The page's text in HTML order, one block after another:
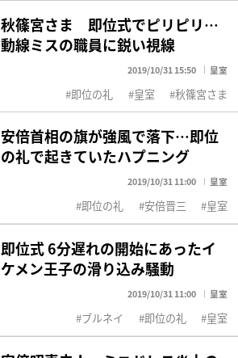
秋篠宮さま 即位式でピリピリ…
動線ミスの職員に鋭い視線
2019/10/31 15:50 皇室
即位の礼 皇室 秋篠宮さま
安倍首相の旗が強風で落下…即位
の礼で起きていたハプニング
2019/10/31 11:00 皇室
即位の礼 安倍晋三 皇室
即位式 6分遅れの開始にあったイ
ケメン王子の滑り込み騒動
2019/10/31 11:00 皇室
ブルネイ 即位の礼 皇室